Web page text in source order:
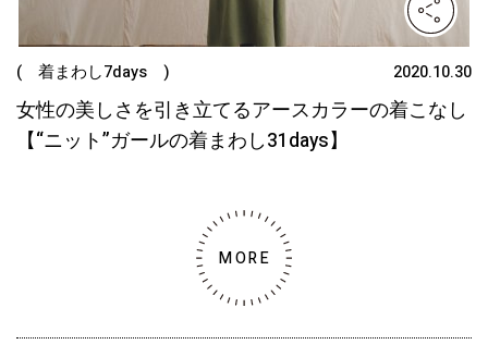
( 着まわし7days ) 2020.10.30
女性の美しさを引き立てるアースカラーの着こなし
【“ニット”ガールの着まわし31days】
MORE